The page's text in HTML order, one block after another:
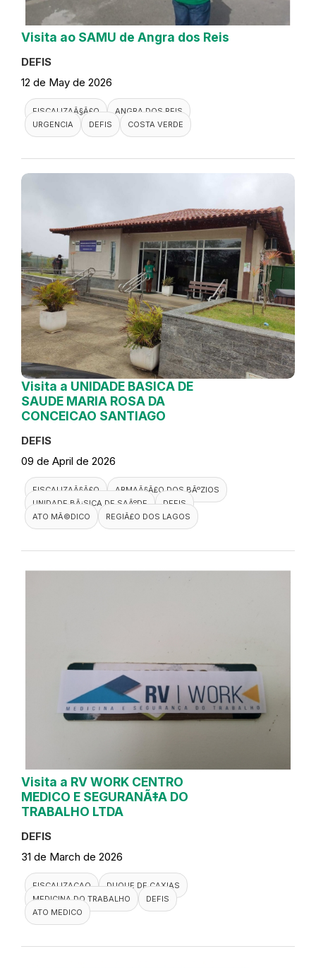
Visita ao SAMU de Angra dos Reis
DEFIS
12 de May de 2026
FISCALIZAÃ§Ã£O
ANGRA DOS REIS
URGENCIA
DEFIS COSTA VERDE
Visita a UNIDADE BASICA DE
SAUDE MARIA ROSA DA
CONCEICAO SANTIAGO
DEFIS
09 de April de 2026
FISCALIZAÃ§Ã£O
ARMAÃ§Ã£O DOS BÃºZIOS
UNIDADE BÃ¡SICA DE SAÃºDE
DEFIS
ATO MÃ©DICO
REGIÃ£O DOS LAGOS
Visita a RV WORK CENTRO
MEDICO E SEGURANÃ‡A DO
TRABALHO LTDA
DEFIS
31 de March de 2026
FISCALIZACAO
DUQUE DE CAXIAS
MEDICINA DO TRABALHO
DEFIS
ATO MEDICO